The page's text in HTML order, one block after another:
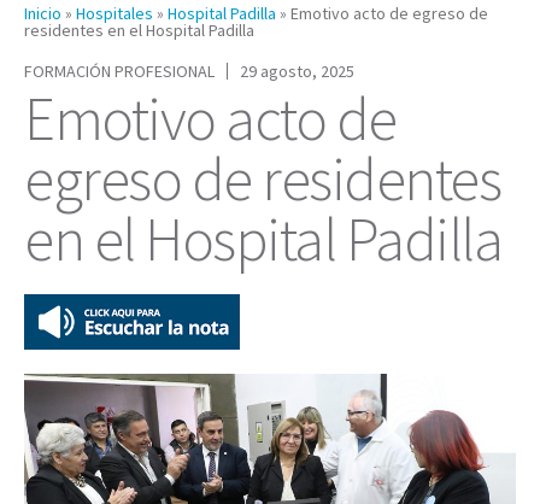
Inicio » Hospitales » Hospital Padilla » Emotivo acto de egreso de
residentes en el Hospital Padilla
FORMACIÓN PROFESIONAL
29 agosto, 2025
Emotivo acto de
egreso de residentes
en el Hospital Padilla